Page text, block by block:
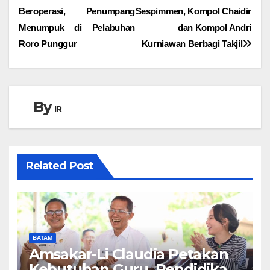
pos
Sespimmen, Kompol Chaidir
dan Kompol Andri
Kurniawan Berbagi Takjil
Beroperasi, Penumpang
Menumpuk di Pelabuhan
Roro Punggur
By IR
Related Post
BATAM
Amsakar-Li Claudia Petakan